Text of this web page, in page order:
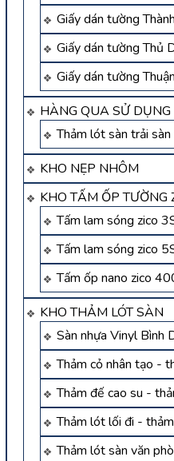
Giấy dán tường
Giấy dán tường Thủ
Giấy dán tường
HÀNG QUA SỬ DỤNG
Thảm lót sàn trải
KHO NẸP NHÔM
KHO TẤM ỐP TƯỜNG
Tấm lam sóng zico
Tấm lam sóng zico
Tấm ốp nano zico
KHO THẢM LÓT SÀN
Sàn nhựa Vinyl Bình
Thảm cỏ nhân tạo -
Thảm đế cao su -
Thảm lót lối đi -
Thảm lót sàn văn